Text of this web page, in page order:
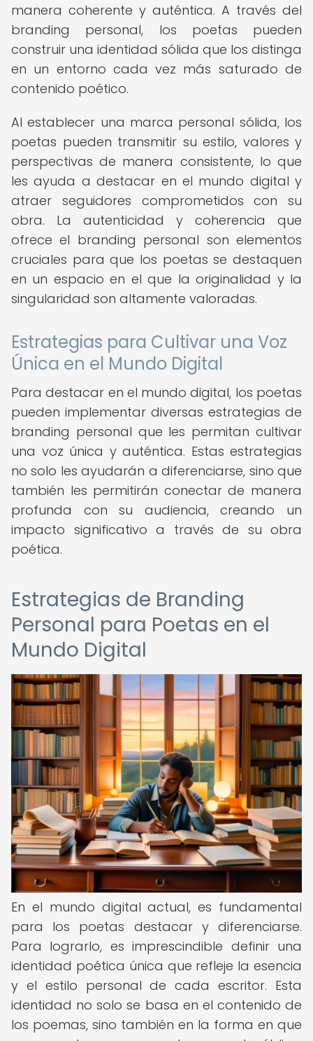
manera coherente y auténtica. A través del
branding personal, los poetas pueden
construir una identidad sólida que los distinga
en un entorno cada vez más saturado de
contenido poético.
Al establecer una marca personal sólida, los
poetas pueden transmitir su estilo, valores y
perspectivas de manera consistente, lo que
les ayuda a destacar en el mundo digital y
atraer seguidores comprometidos con su
obra. La autenticidad y coherencia que
ofrece el branding personal son elementos
cruciales para que los poetas se destaquen
en un espacio en el que la originalidad y la
singularidad son altamente valoradas.
Estrategias para Cultivar una Voz
Única en el Mundo Digital
Para destacar en el mundo digital, los poetas
pueden implementar diversas estrategias de
branding personal que les permitan cultivar
una voz única y auténtica. Estas estrategias
no solo les ayudarán a diferenciarse, sino que
también les permitirán conectar de manera
profunda con su audiencia, creando un
impacto significativo a través de su obra
poética.
Estrategias de Branding
Personal para Poetas en el
Mundo Digital
En el mundo digital actual, es fundamental
para los poetas destacar y diferenciarse.
Para lograrlo, es imprescindible definir una
identidad poética única que refleje la esencia
y el estilo personal de cada escritor. Esta
identidad no solo se basa en el contenido de
los poemas, sino también en la forma en que